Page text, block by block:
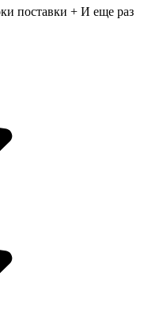
поставки + И еще раз